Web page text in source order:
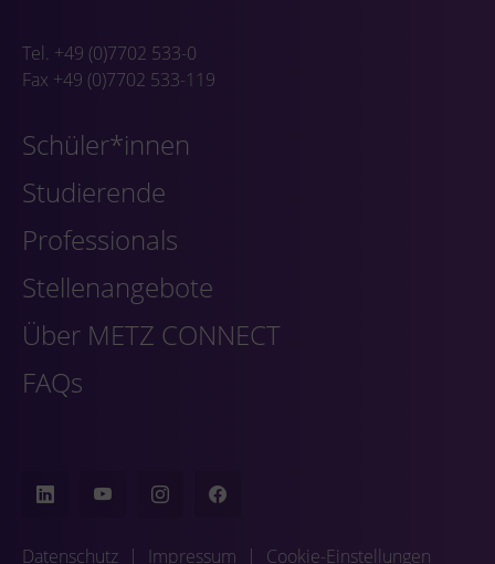
Tel. +49 (0)7702 533-0
Fax +49 (0)7702 533-119
Schüler*innen
Studierende
Professionals
Stellenangebote
Über METZ CONNECT
FAQs
Datenschutz | Impressum | Cookie-Einstellungen